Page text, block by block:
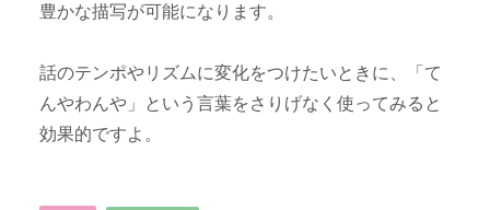
豊かな描写が可能になります。
話のテンポやリズムに変化をつけたいときに、「て
んやわんや」という言葉をさりげなく使ってみると
効果的ですよ。